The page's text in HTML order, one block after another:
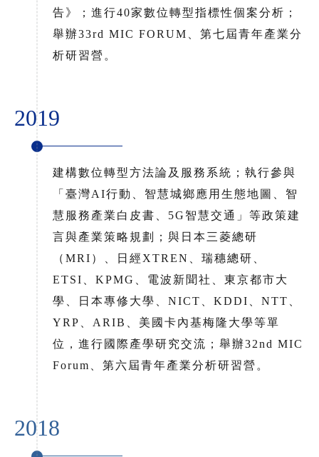
告》；進行40家數位轉型指標性個案分析；
舉辦33rd MIC FORUM、第七屆青年產業分
析研習營。
2019
建構數位轉型方法論及服務系統；執行參與
「臺灣AI行動、智慧城鄉應用生態地圖、智
慧服務產業白皮書、5G智慧交通」等政策建
言與產業策略規劃；與日本三菱總研
（MRI）、日經XTREN、瑞穗總研、
ETSI、KPMG、電波新聞社、東京都市大
學、日本專修大學、NICT、KDDI、NTT、
YRP、ARIB、美國卡內基梅隆大學等單
位，進行國際產學研究交流；舉辦32nd MIC
Forum、第六屆青年產業分析研習營。
2018